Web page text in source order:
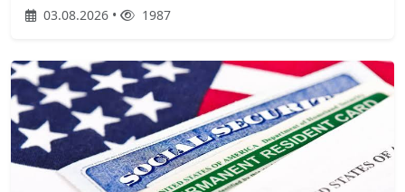
03.08.2026 • 1987